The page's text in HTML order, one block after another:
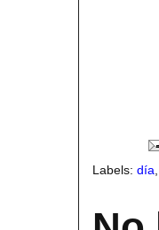
Labels: día,